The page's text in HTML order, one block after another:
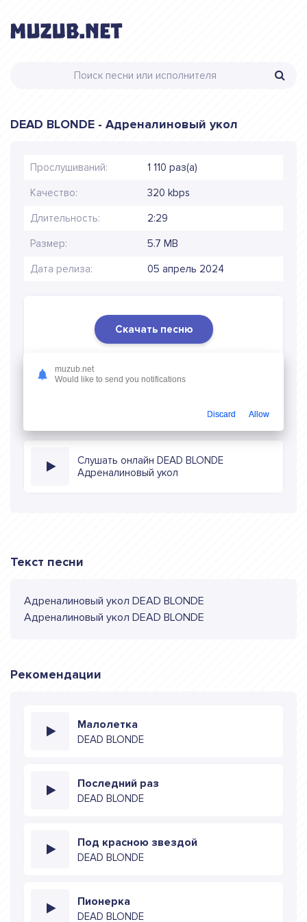
DEAD BLONDE - Адреналиновый укол
Прослушиваний: 1 110 раз(а)
Качество: 320 kbps
Длительность: 2:29
Размер: 5.7 MB
Дата релиза: 05 апрель 2024
Скачать песню
уколв mp3 (длина: 2:29, качество: 320 кбитс) бесплатно
или слушать музыку в режиме онлайн
Слушать онлайн DEAD BLONDE
Адреналиновый укол
Текст песни
Адреналиновый укол DEAD BLONDE
Адреналиновый укол DEAD BLONDE
Рекомендации
Малолетка
DEAD BLONDE
Последний раз
DEAD BLONDE
Под красною звездой
DEAD BLONDE
Пионерка
DEAD BLONDE
muzub.net
Would like to send you notifications
Discard Allow